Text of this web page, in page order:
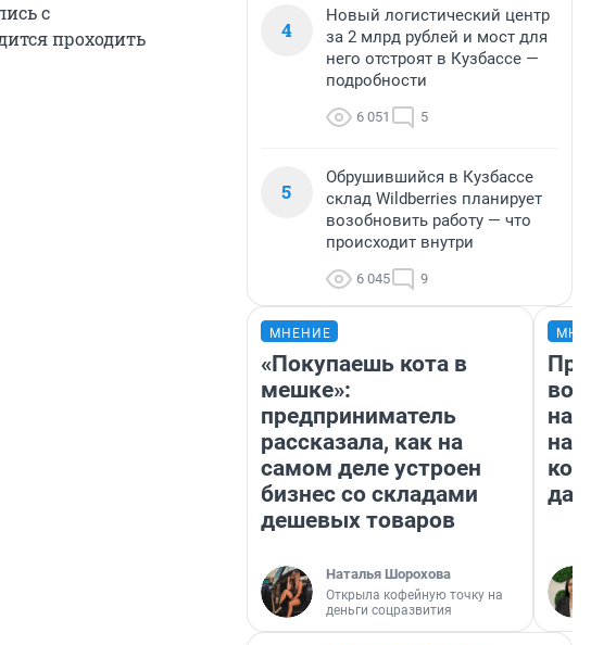
с
проходить
4
Новый логистический центр
за 2 млрд рублей и мост для
него отстроят в Кузбассе —
подробности
6 051 5
5
Обрушившийся в Кузбассе
склад Wildberries планирует
возобновить работу — что
происходит внутри
6 045 9
МНЕНИЕ
«Покупаешь кота в
мешке»:
предприниматель
рассказала, как на
самом деле устроен
бизнес со складами
дешевых товаров
Наталья Шорохова
Открыла кофейную точку на
деньги соцразвития
нам
даже